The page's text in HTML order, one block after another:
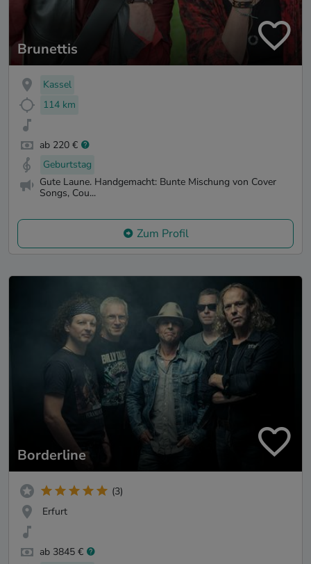
Brunettis
Kassel
114 km
ab 220 €
Geburtstag
Gute Laune. Handgemacht: Bunte Mischung von Cover
Songs, Cou...
Zum Profil
Borderline
(3)
Erfurt
ab 3845 €